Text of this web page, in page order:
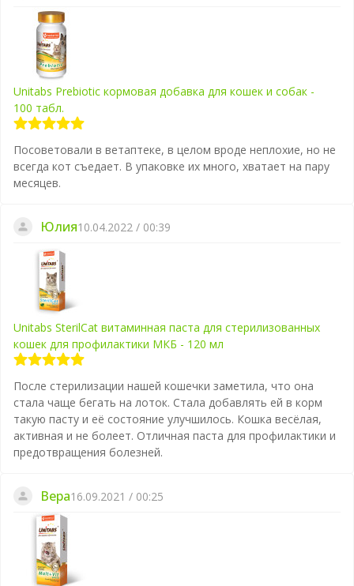
Unitabs Prebiotic кормовая добавка для кошек и собак -
100 табл.
Посоветовали в ветаптеке, в целом вроде неплохие, но не
всегда кот съедает. В упаковке их много, хватает на пару
месяцев.
Юлия10.04.2022 / 00:39
Unitabs SterilCat витаминная паста для стерилизованных
кошек для профилактики МКБ - 120 мл
После стерилизации нашей кошечки заметила, что она
стала чаще бегать на лоток. Стала добавлять ей в корм
такую пасту и её состояние улучшилось. Кошка весёлая,
активная и не болеет. Отличная паста для профилактики и
предотвращения болезней.
Вера16.09.2021 / 00:25